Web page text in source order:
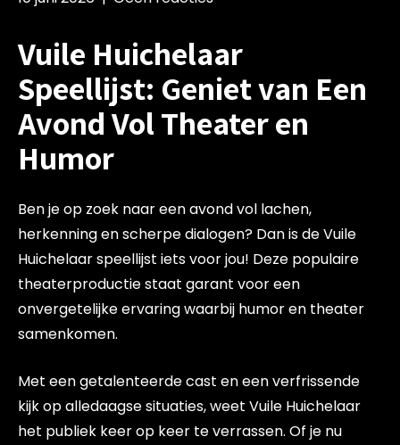
Vuile Huichelaar
Speellijst: Geniet van Een
Avond Vol Theater en
Humor
Ben je op zoek naar een avond vol lachen,
herkenning en scherpe dialogen? Dan is de Vuile
Huichelaar speellijst iets voor jou! Deze populaire
theaterproductie staat garant voor een
onvergetelijke ervaring waarbij humor en theater
samenkomen.
Met een getalenteerde cast en een verfrissende
kijk op alledaagse situaties, weet Vuile Huichelaar
het publiek keer op keer te verrassen. Of je nu